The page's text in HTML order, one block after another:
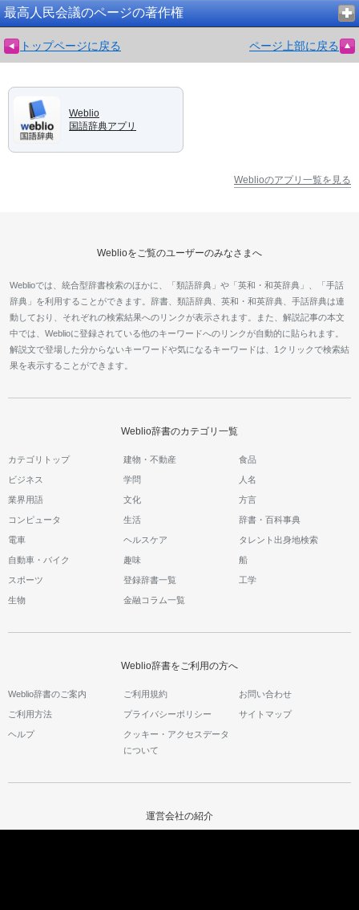
最高人民会議のページの著作権
トップページに戻る ページ上部に戻る
Weblio
国語辞典アプリ
Weblioのアプリ一覧を見る
Weblioをご覧のユーザーのみなさまへ
Weblioでは、統合型辞書検索のほかに、「類語辞典」や「英和・和英辞典」、「手話
辞典」を利用することができます。辞書、類語辞典、英和・和英辞典、手話辞典は連
動しており、それぞれの検索結果へのリンクが表示されます。また、解説記事の本文
中では、Weblioに登録されている他のキーワードへのリンクが自動的に貼られます。
解説文で登場した分からないキーワードや気になるキーワードは、1クリックで検索結
果を表示することができます。
Weblio辞書のカテゴリ一覧
カテゴリトップ 建物・不動産 食品
ビジネス 学問 人名
業界用語 文化 方言
コンピュータ 生活 辞書・百科事典
電車 ヘルスケア タレント出身地検索
自動車・バイク 趣味 船
スポーツ 登録辞書一覧 工学
生物 金融コラム一覧
Weblio辞書をご利用の方へ
Weblio辞書のご案内 ご利用規約 お問い合わせ
ご利用方法 プライバシーポリシー サイトマップ
ヘルプ
クッキー・アクセスデータ
について
運営会社の紹介